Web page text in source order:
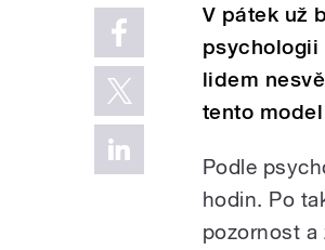
V pátek už
lidem
tento
Podle
hodin. Po
pozornost a